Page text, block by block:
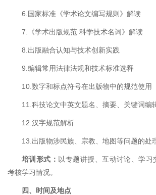
6.国家标准《学术论文编写规则》解读
7.《学术出版规范 科学技术名词》解读
8.出版融合认知与技术创新实践
9.编辑常用法律法规和技术标准选释
10.数字和标点符号在出版物中的规范使用
11.科技论文中英文题名、摘要、关键词编
12.汉字规范解析
13.出版物涉民族、宗教、地图等问题的处
培训形式： 以专题讲授、互动讨论、学
考核学习情况。
四、时间及地点